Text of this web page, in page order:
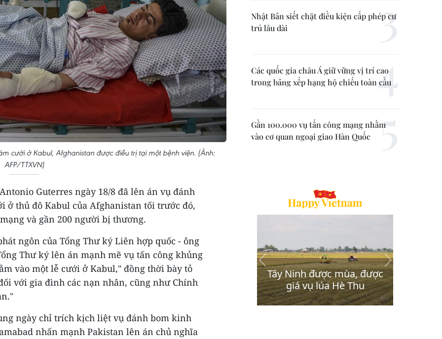
cưới ở Kabul, Afghanistan được điều trị tại một bệnh viện. (Ảnh:
AFP/TTXVN)
Guterres ngày 18/8 đã lên án vụ đánh
ở thủ đô Kabul của Afghanistan tối trước đó,
và gần 200 người bị thương.
ngôn của Tổng Thư ký Liên hợp quốc - ông
Thư ký lên án mạnh mẽ vụ tấn công khủng
vào một lễ cưới ở Kabul," đồng thời bày tỏ
với gia đình các nạn nhân, cũng như Chính
ngày chỉ trích kịch liệt vụ đánh bom kinh
nhấn mạnh Pakistan lên án chủ nghĩa
Nhật Bản siết chặt điều kiện cấp phép cư
trú lâu dài
Các quốc gia châu Á giữ vững vị trí cao
trong bảng xếp hạng hộ chiếu toàn cầu
Gần 100.000 vụ tấn công mạng nhằm
vào cơ quan ngoại giao Hàn Quốc